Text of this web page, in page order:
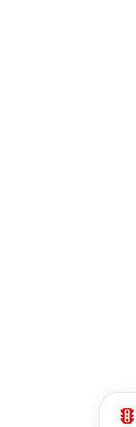
traffic